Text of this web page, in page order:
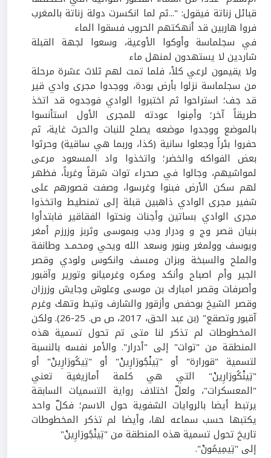
قبائل زناتة فيقول: "...ثم لما انكسرت دولة زناتة بالمغرب
فروا هاربين قد أنهكتهم الحروب فسقوا الماء
في سجلماسة وأوكوا الأوعية، وسعوا لجهة القبلة
شاردين لا يستهدون لمنهل ماء
ولا يقيمون لرعي كلأ، فلما تمت لهم ثلاث عشرة مرحلة
من سجلماسة نزلوا بأرض بودة، ووجدوا مجرى وادي قير
قد جف؛ استراحوا ثم اختبروا الوادي فوجدوه قد اتخذ
طريقاً آخر؛ وأمِنوا عودته للمجرى الأول استأنسوا
بالموضع ووجدوا موضعه يصلح للنبات والحرث غاية، ثم
حفروا بئراً وجعلوا سانية (كذا، وربما هي ساقية) وحرثوا
بعض الفواكه والخضر؛ واتخذوا واد المسعود مرعى
لمواشيهم، وجالوا في صحراء توات شرقاً وغرباً، فظهر
لهم سكن الأرض فبنوا وغرسوا، وصفت قصورهم على
شفير مجرى الوادي ذاهبين قبلة إلى تمنطيط واتخذوا
مجرى الوادي بساتين وأجنات ونحتوا الفقاقير فابتدأوا
بنيان قصر وج و ودرار ودب وبموسى وثربز وزرزم أمغر
ويوسف وولمغر وبنور وسعد الله ويحي ومحمـد وطانفة
والملح والسبخة وبزان ومسف وانكوس ولودي وقصر
الجير وأم اصباح وأنكد ومكره وغرميانو وتورير وآقبور
وأصرفات وقصر امبارك بن موسى وعلوش وجايش وزرزان
وقصر الشيخ بوحفص وأزقور والشارف وتيط وتهك وغرم
آقبور وتصقع" (بن عبد الحق، 2017، ص ص. 25-26
). ولكن
المخطوطات لم تذكر لنا متى تم تحول تسمية هذه
المنطقة من "توات" إلى "أدرار". والأمر نفسه بالنسبة
لتسمية "قورارة" أو "تِينْجُورَارِينْ" أو "تِيكُورَارِينْ" أو
"تِينْكُورَارِينْ" التي هي كلمة أمازيغية تعني
"المعسكرات"، ولعلّ اختلاف رواية التسميات السابقة
يرتبط أيضا بالروايات الشفوية حول الاسم؛ فكلّ واحد
يكتبها حسب سماعه لها، وأيضا لم تذكر المخطوطات
تاريخ تحول تسمية هذه المنطقة من "تِينْجُورَارِينْ"
إلى "تِيمِيمُونْ".